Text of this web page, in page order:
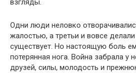
взгляды.
Одни люди неловко
жалостью, а третьи и вовсе
существует. Но настоящую боль
потерянная нога. Война забрала у
друзей, силы, молодость и